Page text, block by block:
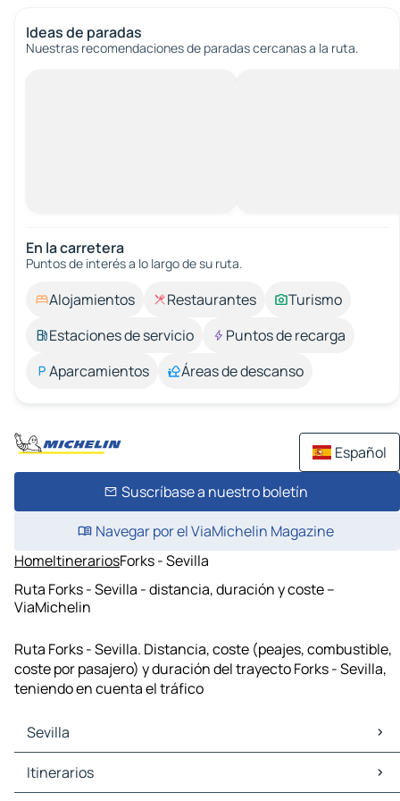
Ideas de paradas
Nuestras recomendaciones de paradas cercanas a la ruta.
En la carretera
Puntos de interés a lo largo de su ruta.
Alojamientos Restaurantes
Turismo
Estaciones de servicio
Puntos de recarga
Aparcamientos
Áreas de descanso
Español
Suscríbase a nuestro boletín
Navegar por el ViaMichelin Magazine
HomeItinerariosForks - Sevilla
Ruta Forks - Sevilla - distancia, duración y coste –
ViaMichelin
Ruta Forks - Sevilla. Distancia, coste (peajes, combustible,
coste por pasajero) y duración del trayecto Forks - Sevilla,
teniendo en cuenta el tráfico
Sevilla
Sevilla Mapas Planos
Sevilla Trafico
Itinerarios